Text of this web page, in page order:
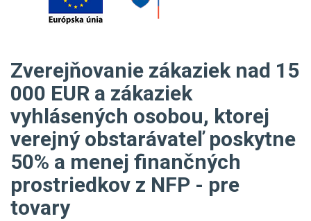
menu
na
užívateľské
menu
Skočiť
na
pätičku
stránky
Zverejňovanie zákaziek nad 15
000 EUR a zákaziek
vyhlásených osobou, ktorej
verejný obstarávateľ poskytne
50% a menej finančných
prostriedkov z NFP - pre
tovary